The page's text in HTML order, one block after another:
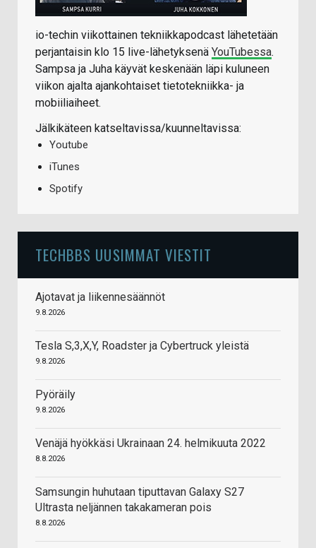
io-techin viikottainen tekniikkapodcast lähetetään
perjantaisin klo 15 live-lähetyksenä YouTubessa.
Sampsa ja Juha käyvät keskenään läpi kuluneen
viikon ajalta ajankohtaiset tietotekniikka- ja
mobiiliaiheet.
Jälkikäteen katseltavissa/kuunneltavissa:
Youtube
iTunes
Spotify
TECHBBS UUSIMMAT VIESTIT
Ajotavat ja liikennesäännöt
9.8.2026
Tesla S,3,X,Y, Roadster ja Cybertruck yleistä
9.8.2026
Pyöräily
9.8.2026
Venäjä hyökkäsi Ukrainaan 24. helmikuuta 2022
8.8.2026
Samsungin huhutaan tiputtavan Galaxy S27
Ultrasta neljännen takakameran pois
8.8.2026